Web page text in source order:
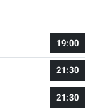
19:00
21:30
21:30